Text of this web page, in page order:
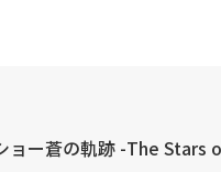
ョー蒼の軌跡 -The Stars